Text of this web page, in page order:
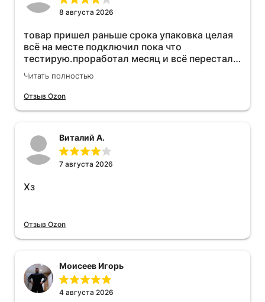
8 августа 2026
товар пришел раньше срока упаковка целая
всё на месте подключил пока что
тестирую.проработал месяц и всё перестал
работать прибавился расход топлива , очень
жаль деньги на ветер
Читать полностью
Отзыв Ozon
Виталий А.
7 августа 2026
Хз
Отзыв Ozon
Моисеев Игорь
4 августа 2026